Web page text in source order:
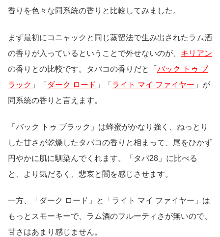
香りを色々な同系統の香りと比較してみました。
まず最初にコニャックと同じ蒸留法で生み出されたラム酒
の香りが入っているということで外せないのが、 キリアン
の香りとの比較です。タバコの香りだと「 バック トゥ ブ
ラック 」「 ダーク ロード 」「 ライト マイ ファイヤー 」が
同系統の香りと言えます。
「バック トゥ ブラック」は蜂蜜がかなり強く、ねっとり
した甘さが乾燥したタバコの香りと相まって、尾をひかず
円やかに肌に馴染んでくれます。「タバ28」に比べる
と、より気だるく、悲哀と闇を感じさせます。
一方、「ダーク ロード」と「ライト マイ ファイヤー」は
もっとスモーキーで、ラム酒のフルーティさが無いので、
甘さはあまり感じません。